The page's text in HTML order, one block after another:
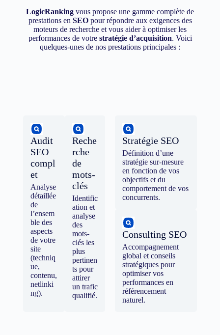
LogicRanking vous propose une gamme complète de
prestations en SEOpour répondre aux exigences des
moteurs de recherche et vous aider à optimiser les
performances de votre stratégie d’acquisition. Voici
quelques-unes de nos prestations principales :
Audit
SEO
compl
et
Analyse
détaillée
de
l’ensem
ble des
aspects
de votre
site
(techniq
ue,
contenu,
netlinki
ng).
Reche
rche
de
mots-
clés
Identific
ation et
analyse
des
mots-
clés les
plus
pertinen
ts pour
attirer
un trafic
qualifié.
Stratégie SEO
Définition d’une
stratégie sur-mesure
en fonction de vos
objectifs et du
comportement de vos
concurrents.
Consulting SEO
Accompagnement
global et conseils
stratégiques pour
optimiser vos
performances en
référencement
naturel.